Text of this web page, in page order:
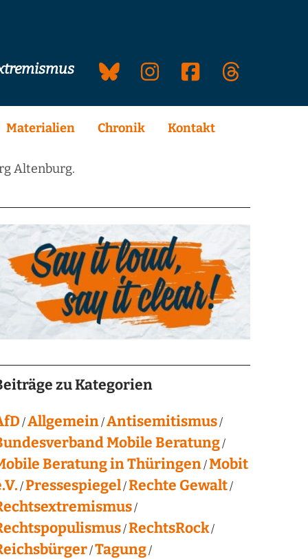
Materialien Chronik Kontakt
Altenburg.
zu Kategorien
Allgemein Antisemitismus
Mobile Beratung
Beratung in Thüringen Mobit
Pressespiegel Rechte Gewalt
RechtsRock
Tagung